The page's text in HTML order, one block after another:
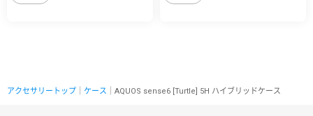
アクセサリートップ ケース ｜AQUOS sense6 [Turtle] 5H ハイブリッドケース